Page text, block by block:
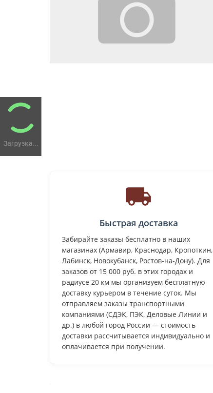
Загрузка...
Быстрая доставка
Забирайте заказы бесплатно в наших
магазинах (Армавир, Краснодар, Кропоткин,
Лабинск, Новокубанск, Ростов-на-Дону). Для
заказов от 15 000 руб. в этих городах и
радиусе 20 км мы организуем бесплатную
доставку курьером в течение суток. Мы
отправляем заказы транспортными
компаниями (СДЭК, ПЭК, Деловые Линии и
др.) в любой город России — стоимость
доставки рассчитывается индивидуально и
оплачивается при получении.